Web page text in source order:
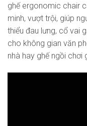
ghế ergonomic chair
minh, vượt trội, giúp
thiểu đau lưng, cổ vai
cho không gian văn
nhà hay ghế ngồi chơi